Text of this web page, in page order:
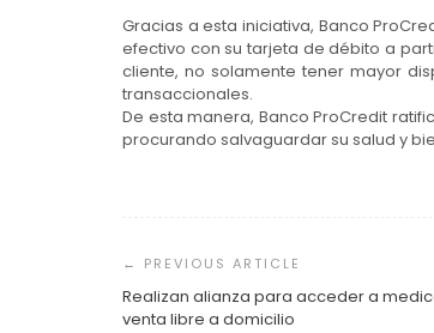
Gracias a esta iniciativa, Banco
efectivo con su tarjeta de débito a
cliente, no solamente tener mayor
transaccionales.
De esta manera, Banco ProCredit
procurando salvaguardar su salud y
de
entradas
Realizan alianza para acceder a
venta libre a domicilio